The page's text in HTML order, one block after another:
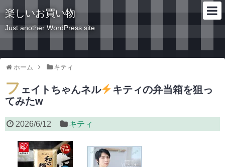
楽しいお買い物
Just another WordPress site
ホーム キティ
フ ェイトちゃんネル
キティの弁当箱を狙っ
てみたw
2026/6/12 キティ